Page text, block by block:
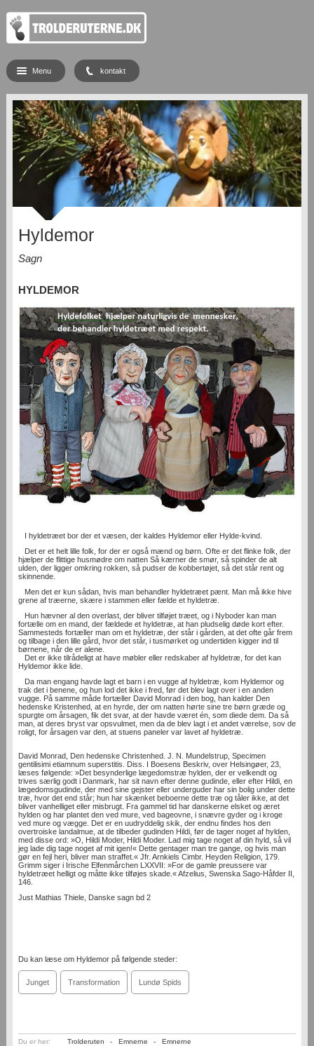
Hyldemor
Sagn
HYLDEMOR
I hyldetræet bor der et væsen, der kaldes Hyldemor eller Hylde-kvind.
Det er et helt lille folk, for der er også mænd og børn. Ofte er det flinke folk, der
hjælper de flittige husmødre om natten Så kærner de smør, så spinder de alt
ulden, der ligger omkring rokken, så pudser de kobbertøjet, så det står rent og
skinnende.
Men det er kun sådan, hvis man behandler hyldetræet pænt. Man må ikke hive
grene af træerne, skære i stammen eller fælde et hyldetræ.
Hun hævner al den overlast, der bliver tilføjet træet, og i Nyboder kan man
fortælle om en mand, der fældede et hyldetræ, at han pludselig døde kort efter.
Sammesteds fortæller man om et hyldetræ, der står i gården, at det ofte går frem
og tilbage i den lille gård, hvor det står, i tusmørket og undertiden kigger ind til
børnene, når de er alene.
Det er ikke tilrådeligt at have møbler eller redskaber af hyldetræ, for det kan
Hyldemor ikke lide.
Da man engang havde lagt et barn i en vugge af hyldetræ, kom Hyldemor og
trak det i benene, og hun lod det ikke i fred, før det blev lagt over i en anden
vugge. På samme måde fortæller David Monrad i den bog, han kalder Den
hedenske Kristenhed, at en hyrde, der om natten hørte sine tre børn græde og
spurgte om årsagen, fik det svar, at der havde været én, som diede dem. Da så
man, at deres bryst var opsvulmet, men da de blev lagt i et andet værelse, sov de
roligt, for årsagen var den, at stuens paneler var lavet af hyldetræ.
David Monrad, Den hedenske Christenhed. J. N. Mundelstrup, Specimen
gentilisimi etiamnum superstitis. Diss. I Boesens Beskriv, over Helsingøer, 23,
læses følgende: »Det besynderlige lægedomstræ hylden, der er velkendt og
trives særlig godt i Danmark, har sit navn efter denne gudinde, eller efter Hildi, en
lægedomsgudinde, der med sine gejster eller underguder har sin bolig under dette
træ, hvor det end står; hun har skænket beboerne dette træ og tåler ikke, at det
bliver vanhelliget eller misbrugt. Fra gammel tid har danskerne elsket og æret
hylden og har plantet den ved mure, ved bageovne, i snævre gyder og i kroge
ved mure og vægge. Det er en uudryddelig skik, der endnu findes hos den
overtroiske landalmue, at de tilbeder gudinden Hildi, før de tager noget af hylden,
med disse ord: »O, Hildi Moder, Hildi Moder. Lad mig tage noget af din hyld, så vil
jeg lade dig tage noget af mit igen!« Dette gentager man tre gange, og hvis man
gør en fejl heri, bliver man straffet.« Jfr. Arnkiels Cimbr. Heyden Religion, 179.
Grimm siger i Irische Elfenmårchen LXXVII: »For de gamle preussere var
hyldetræet helligt og måtte ikke tilføjes skade.« Afzelius, Swenska Sago-Håfder II,
146.
Just Mathias Thiele, Danske sagn bd 2
Du kan læse om Hyldemor på følgende steder:
Junget Transformation Lundø Spids
Du er her: Trolderuten - Emnerne - Emnerne
Menu kontakt